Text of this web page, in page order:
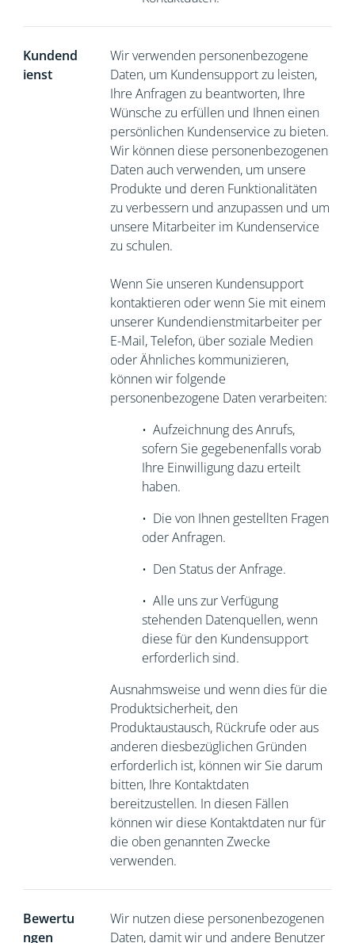
Kundend
ienst
Wir verwenden personenbezogene
Daten, um Kundensupport zu leisten,
Ihre Anfragen zu beantworten, Ihre
Wünsche zu erfüllen und Ihnen einen
persönlichen Kundenservice zu bieten.
Wir können diese personenbezogenen
Daten auch verwenden, um unsere
Produkte und deren Funktionalitäten
zu verbessern und anzupassen und um
unsere Mitarbeiter im Kundenservice
zu schulen.
Wenn Sie unseren Kundensupport
kontaktieren oder wenn Sie mit einem
unserer Kundendienstmitarbeiter per
E-Mail, Telefon, über soziale Medien
oder Ähnliches kommunizieren,
können wir folgende
personenbezogene Daten verarbeiten:
• Aufzeichnung des Anrufs,
sofern Sie gegebenenfalls vorab
Ihre Einwilligung dazu erteilt
haben.
• Die von Ihnen gestellten Fragen
oder Anfragen.
• Den Status der Anfrage.
• Alle uns zur Verfügung
stehenden Datenquellen, wenn
diese für den Kundensupport
erforderlich sind.
Ausnahmsweise und wenn dies für die
Produktsicherheit, den
Produktaustausch, Rückrufe oder aus
anderen diesbezüglichen Gründen
erforderlich ist, können wir Sie darum
bitten, Ihre Kontaktdaten
bereitzustellen. In diesen Fällen
können wir diese Kontaktdaten nur für
die oben genannten Zwecke
verwenden.
Bewertu
ngen
Wir nutzen diese personenbezogenen
Daten, damit wir und andere Benutzer